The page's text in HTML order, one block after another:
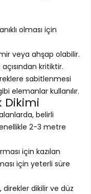
olması için
veya ahşap olabilir.
açısından kritiktir.
sabitlenmesi
elemanlar kullanılır.
Dikimi
belirli
2-3 metre
için kazılan
için yeterli süre
dikilir ve düz